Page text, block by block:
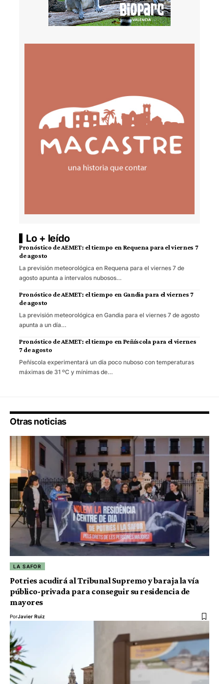
Lo + leído
Pronóstico de AEMET: el tiempo en Requena para el viernes 7
de agosto
La previsión meteorológica en Requena para el viernes 7 de
agosto apunta a intervalos nubosos…
Pronóstico de AEMET: el tiempo en Gandia para el viernes 7
de agosto
La previsión meteorológica en Gandia para el viernes 7 de agosto
apunta a un día…
Pronóstico de AEMET: el tiempo en Peñíscola para el viernes
7 de agosto
Peñíscola experimentará un día poco nuboso con temperaturas
máximas de 31 ºC y mínimas de…
Otras noticias
LA SAFOR
Potries acudirá al Tribunal Supremo y baraja la vía
público-privada para conseguir su residencia de
mayores
PorJavier Ruiz